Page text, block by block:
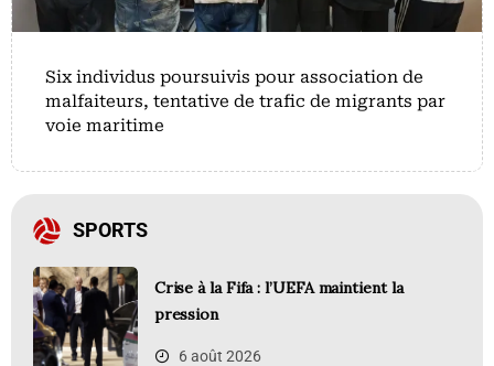
Six individus poursuivis pour association de
malfaiteurs, tentative de trafic de migrants par
voie maritime
SPORTS
Crise à la Fifa : l’UEFA maintient la
pression
6 août 2026